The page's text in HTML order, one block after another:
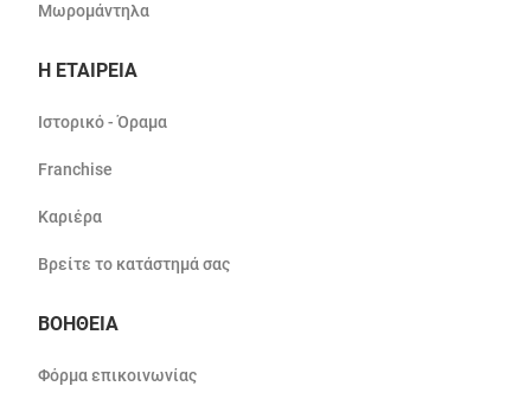
Μωρομάντηλα
Η ΕΤΑΙΡΕΙΑ
Ιστορικό - Όραμα
Franchise
Καριέρα
Βρείτε το κατάστημά σας
ΒΟΗΘΕΙΑ
Φόρμα επικοινωνίας